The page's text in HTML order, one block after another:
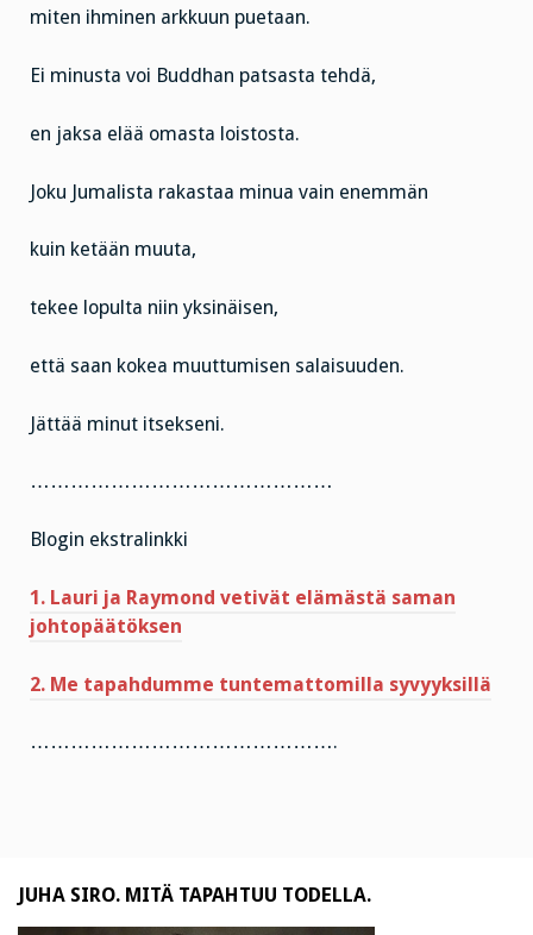
miten ihminen arkkuun puetaan.
Ei minusta voi Buddhan patsasta tehdä,
en jaksa elää omasta loistosta.
Joku Jumalista rakastaa minua vain enemmän
kuin ketään muuta,
tekee lopulta niin yksinäisen,
että saan kokea muuttumisen salaisuuden.
Jättää minut itsekseni.
………………………………………
Blogin ekstralinkki
1. Lauri ja Raymond vetivät elämästä saman
johtopäätöksen
2. Me tapahdumme tuntemattomilla syvyyksillä
……………………………………….
JUHA SIRO. MITÄ TAPAHTUU TODELLA.